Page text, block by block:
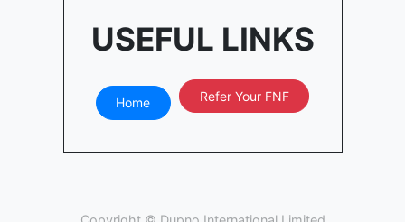
USEFUL LINKS
Home Refer Your FNF